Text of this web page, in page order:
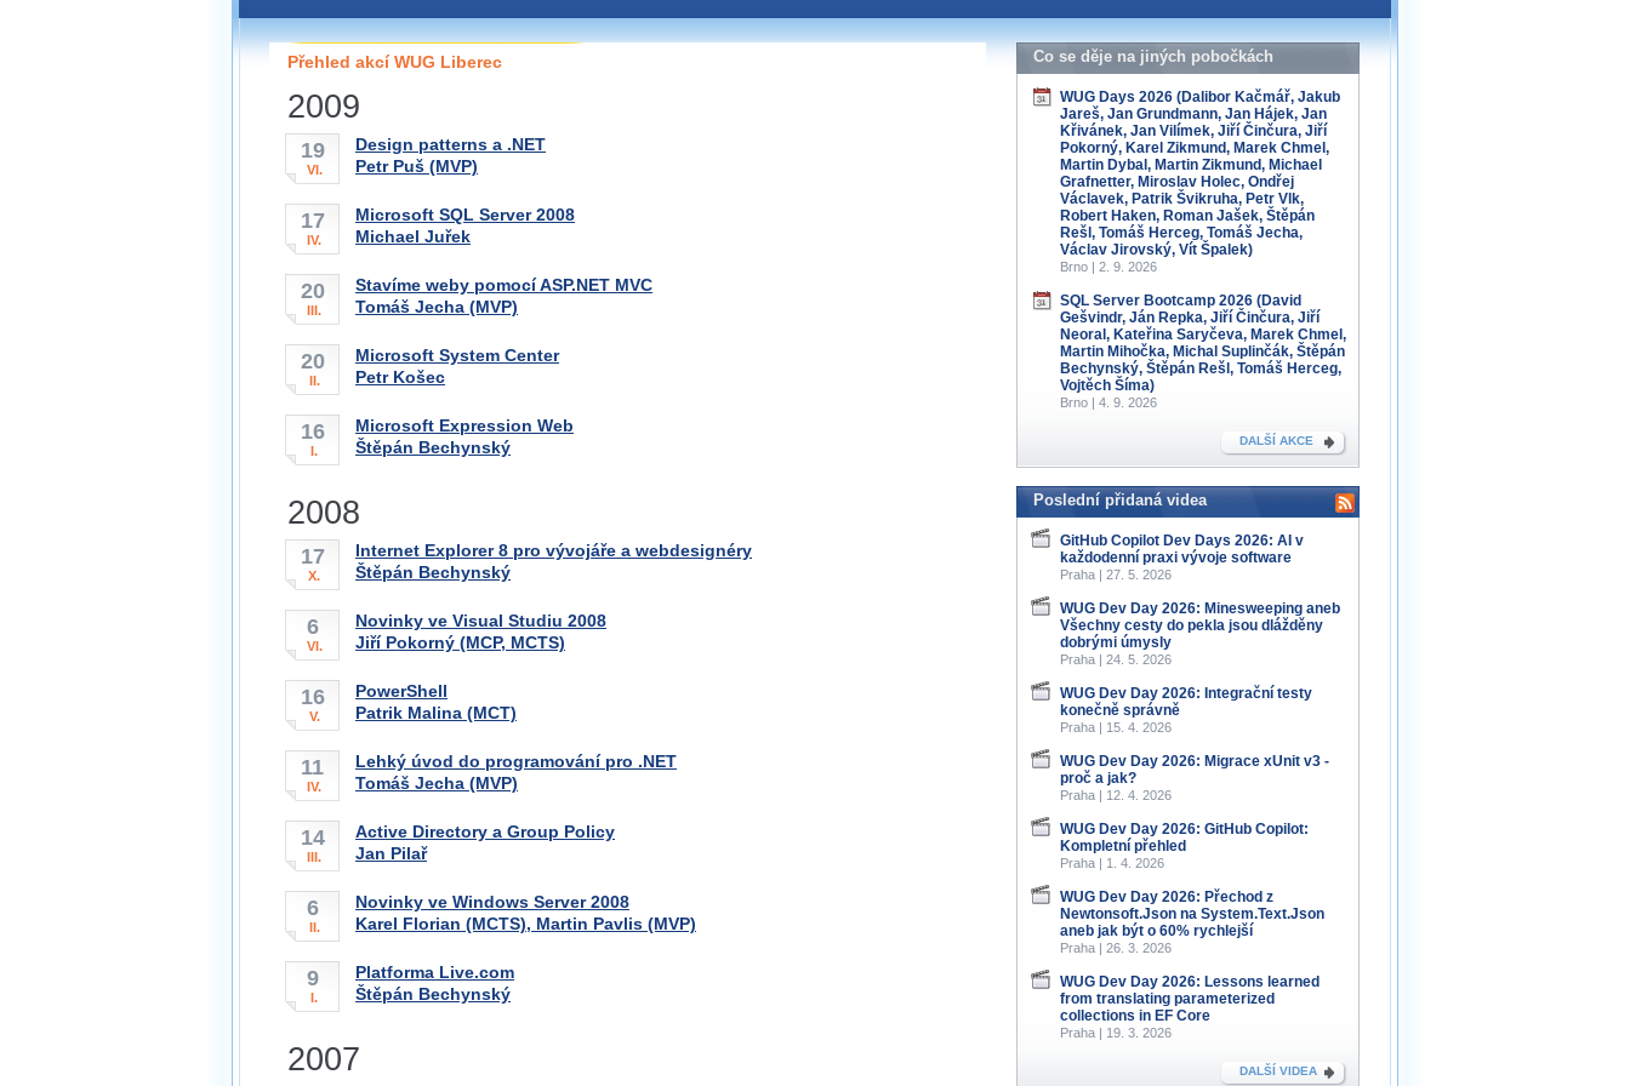
Pokud máte jakýkoliv dotaz na organizátory této
pobočky, prosím neváhejte nás kontaktovat na e-mailu:
Přehled akcí WUG Liberec
2009
19
VI.
Design patterns a .NET
Petr Puš (MVP)
17
IV.
Microsoft SQL Server 2008
Michael Juřek
20
III.
Stavíme weby pomocí ASP.NET MVC
Tomáš Jecha (MVP)
20
II.
Microsoft System Center
Petr Košec
16
I.
Microsoft Expression Web
Štěpán Bechynský
2008
17
X.
Internet Explorer 8 pro vývojáře a webdesignéry
Štěpán Bechynský
6
VI.
Novinky ve Visual Studiu 2008
Jiří Pokorný (MCP, MCTS)
16
V.
PowerShell
Patrik Malina (MCT)
11
IV.
Lehký úvod do programování pro .NET
Tomáš Jecha (MVP)
14
III.
Active Directory a Group Policy
Jan Pilař
6
II.
Novinky ve Windows Server 2008
Karel Florian (MCTS), Martin Pavlis (MVP)
9
I.
Platforma Live.com
Štěpán Bechynský
2007
Co se děje na jiných pobočkách
WUG Days 2026 (Dalibor Kačmář, Jakub
Jareš, Jan Grundmann, Jan Hájek, Jan
Křivánek, Jan Vilímek, Jiří Činčura, Jiří
Pokorný, Karel Zikmund, Marek Chmel,
Martin Dybal, Martin Zikmund, Michael
Grafnetter, Miroslav Holec, Ondřej
Václavek, Patrik Švikruha, Petr Vlk,
Robert Haken, Roman Jašek, Štěpán
Rešl, Tomáš Herceg, Tomáš Jecha,
Václav Jirovský, Vít Špalek)
Brno | 2. 9. 2026
SQL Server Bootcamp 2026 (David
Gešvindr, Ján Repka, Jiří Činčura, Jiří
Neoral, Kateřina Saryčeva, Marek Chmel,
Martin Mihočka, Michal Suplinčák, Štěpán
Bechynský, Štěpán Rešl, Tomáš Herceg,
Vojtěch Šíma)
Brno | 4. 9. 2026
DALŠÍ AKCE
Poslední přidaná videa
GitHub Copilot Dev Days 2026: AI v
každodenní praxi vývoje software
Praha | 27. 5. 2026
WUG Dev Day 2026: Minesweeping aneb
Všechny cesty do pekla jsou dlážděny
dobrými úmysly
Praha | 24. 5. 2026
WUG Dev Day 2026: Integrační testy
konečně správně
Praha | 15. 4. 2026
WUG Dev Day 2026: Migrace xUnit v3 -
proč a jak?
Praha | 12. 4. 2026
WUG Dev Day 2026: GitHub Copilot:
Kompletní přehled
Praha | 1. 4. 2026
WUG Dev Day 2026: Přechod z
Newtonsoft.Json na System.Text.Json
aneb jak být o 60% rychlejší
Praha | 26. 3. 2026
WUG Dev Day 2026: Lessons learned
from translating parameterized
collections in EF Core
Praha | 19. 3. 2026
DALŠÍ VIDEA